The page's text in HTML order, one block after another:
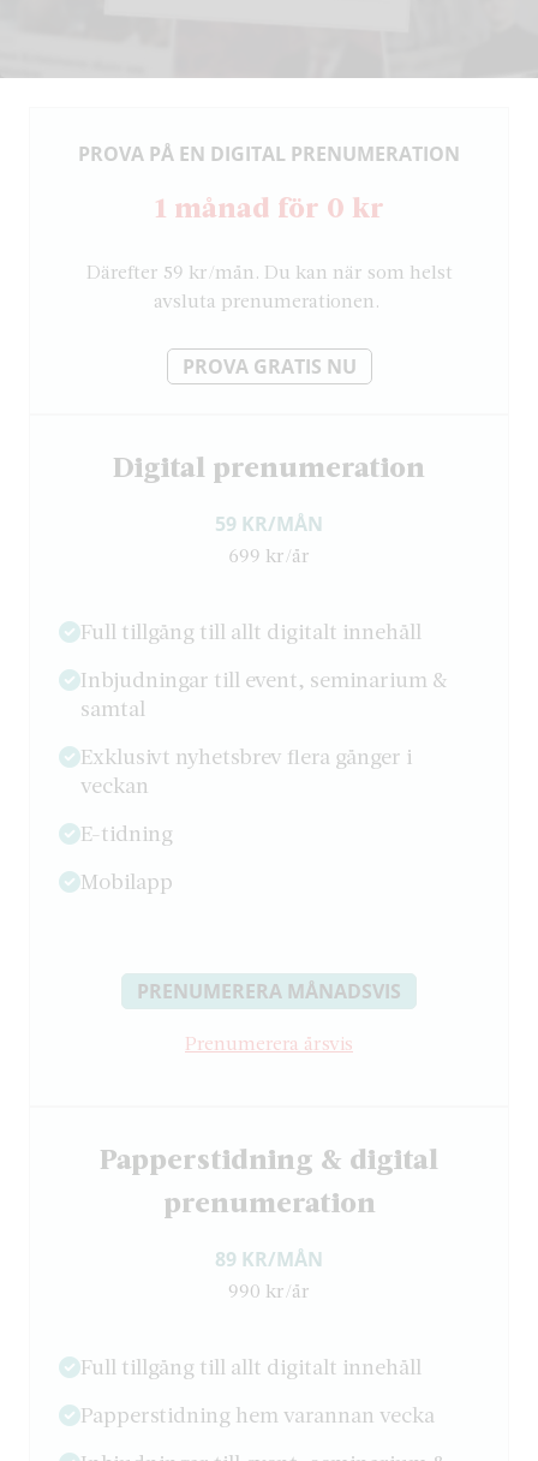
PROVA PÅ EN DIGITAL PRENUMERATION
1 månad för 0 kr
Därefter 59 kr/mån. Du kan när som helst
avsluta prenumerationen.
PROVA GRATIS NU
Digital prenumeration
59 KR/MÅN
699 kr/år
Full tillgång till allt digitalt innehåll
Inbjudningar till event, seminarium &
samtal
Exklusivt nyhetsbrev flera gånger i
veckan
E-tidning
Mobilapp
PRENUMERERA MÅNADSVIS
Prenumerera årsvis
Papperstidning & digital
prenumeration
89 KR/MÅN
990 kr/år
Full tillgång till allt digitalt innehåll
Papperstidning hem varannan vecka